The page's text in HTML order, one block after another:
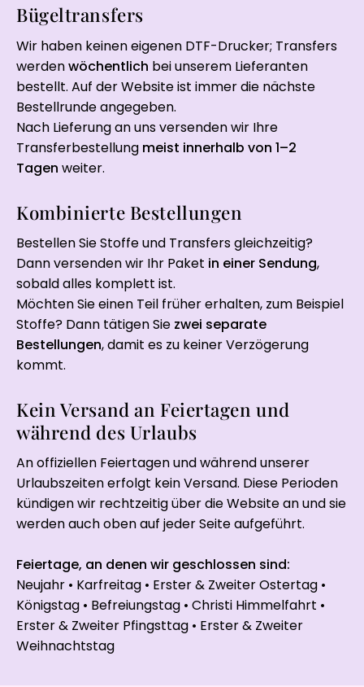
Bügeltransfers
Wir haben keinen eigenen DTF-Drucker; Transfers
werdenwöchentlich bei unserem Lieferanten
bestellt. Auf der Website ist immer die nächste
Bestellrunde angegeben.
Nach Lieferung an uns versenden wir Ihre
Transferbestellung meist innerhalb von 1–2
Tagen weiter.
Kombinierte Bestellungen
Bestellen Sie Stoffe und Transfers gleichzeitig?
Dann versenden wir Ihr Paket in einer Sendung,
sobald alles komplett ist.
Möchten Sie einen Teil früher erhalten, zum Beispiel
Stoffe? Dann tätigen Sie zwei separate
Bestellungen, damit es zu keiner Verzögerung
kommt.
Kein Versand an Feiertagen und
während des Urlaubs
An offiziellen Feiertagen und während unserer
Urlaubszeiten erfolgt kein Versand. Diese Perioden
kündigen wir rechtzeitig über die Website an und sie
werden auch oben auf jeder Seite aufgeführt.
Feiertage, an denen wir geschlossen sind:
Neujahr • Karfreitag • Erster & Zweiter Ostertag •
Königstag • Befreiungstag • Christi Himmelfahrt •
Erster & Zweiter Pfingsttag • Erster & Zweiter
Weihnachtstag